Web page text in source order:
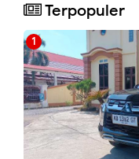
Terpopuler